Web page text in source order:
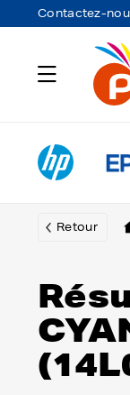
Contactez-
Retour